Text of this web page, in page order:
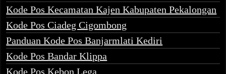
Kode Pos Kecamatan Kajen Kabupaten Pekalongan
Kode Pos Ciadeg Cigombong
Panduan Kode Pos Banjarmlati Kediri
Kode Pos Bandar Klippa
Kode Pos Kebon Lega